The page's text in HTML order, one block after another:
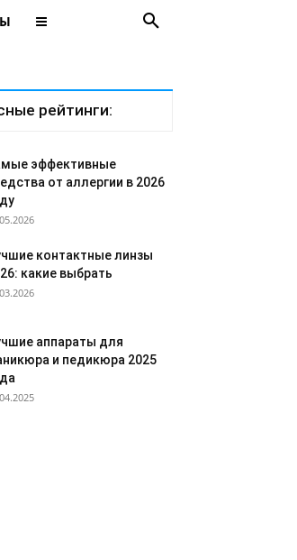
рейтинги:
эффективные
от аллергии в 2026
контактные линзы
какие выбрать
аппараты для
и педикюра 2025